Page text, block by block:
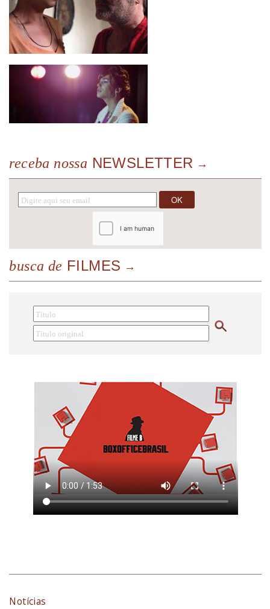
receba nossa NEWSLETTER
busca de FILMES
Notícias